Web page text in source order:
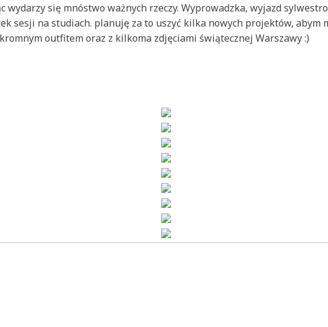
wydarzy się mnóstwo ważnych rzeczy. Wyprowadzka, wyjazd
sesji na studiach. planuję za to uszyć kilka nowych projektów, abym
outfitem oraz z kilkoma zdjęciami świątecznej Warszawy :)